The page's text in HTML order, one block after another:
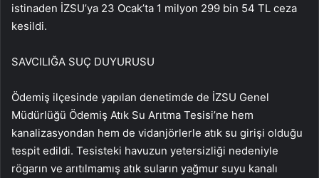
istinaden İZSU’ya 23 Ocak’ta 1 milyon 299 bin 54 TL ceza
kesildi.
SAVCILIĞA SUÇ DUYURUSU
Ödemiş ilçesinde yapılan denetimde de İZSU Genel
Müdürlüğü Ödemiş Atık Su Arıtma Tesisi’ne hem
kanalizasyondan hem de vidanjörlerle atık su girişi olduğu
tespit edildi. Tesisteki havuzun yetersizliği nedeniyle
rögarın ve arıtılmamış atık suların yağmur suyu kanalı